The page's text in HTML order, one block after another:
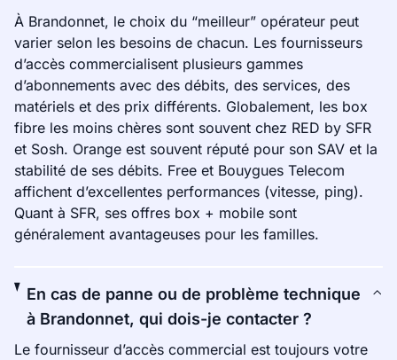
À Brandonnet, le choix du “meilleur” opérateur peut
varier selon les besoins de chacun. Les fournisseurs
d’accès commercialisent plusieurs gammes
d’abonnements avec des débits, des services, des
matériels et des prix différents. Globalement, les box
fibre les moins chères sont souvent chez RED by SFR
et Sosh. Orange est souvent réputé pour son SAV et la
stabilité de ses débits. Free et Bouygues Telecom
affichent d’excellentes performances (vitesse, ping).
Quant à SFR, ses offres box + mobile sont
généralement avantageuses pour les familles.
En cas de panne ou de problème technique
à Brandonnet, qui dois-je contacter ?
Le fournisseur d’accès commercial est toujours votre